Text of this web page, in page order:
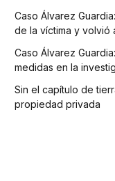
Caso Álvarez
de la víctima y volvió
Caso Álvarez
medidas en la
Sin el capítulo de
propiedad privada